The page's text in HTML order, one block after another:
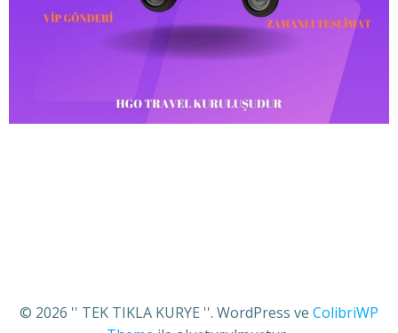
© 2026 '' TEK TIKLA KURYE ''. WordPress ve ColibriWP